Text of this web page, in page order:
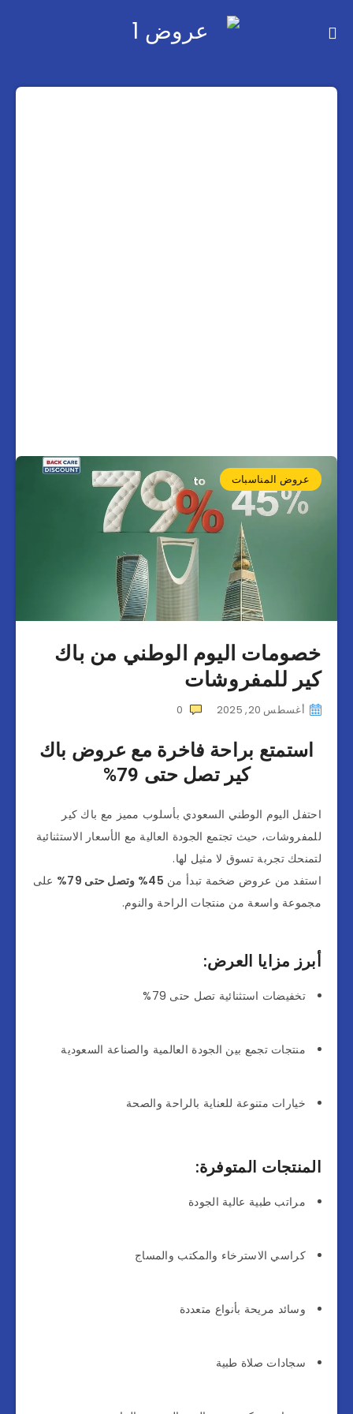
عروض المناسبات
خصومات اليوم الوطني من باك
كير للمفروشات
أغسطس 20, 2025 0
استمتع براحة فاخرة مع عروض باك
كير تصل حتى 79%
احتفل اليوم الوطني السعودي بأسلوب مميز مع باك كير
للمفروشات، حيث تجتمع الجودة العالية مع الأسعار الاستثنائية
لتمنحك تجربة تسوق لا مثيل لها.
استفد من عروض ضخمة تبدأ من 45% وتصل حتى 79%
على
مجموعة واسعة من منتجات الراحة والنوم.
أبرز مزايا العرض:
تخفيضات استثنائية تصل حتى 79%
منتجات تجمع بين الجودة العالمية والصناعة السعودية
خيارات متنوعة للعناية بالراحة والصحة
المنتجات المتوفرة:
مراتب طبية عالية الجودة
كراسي الاسترخاء والمكتب والمساج
وسائد مريحة بأنواع متعددة
سجادات صلاة طبية